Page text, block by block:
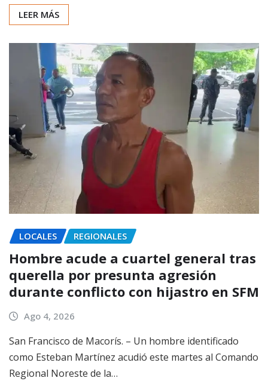
LEER MÁS
LOCALES REGIONALES
Hombre acude a cuartel general tras
querella por presunta agresión
durante conflicto con hijastro en SFM
Ago 4, 2026
San Francisco de Macorís. – Un hombre identificado
como Esteban Martínez acudió este martes al Comando
Regional Noreste de la…